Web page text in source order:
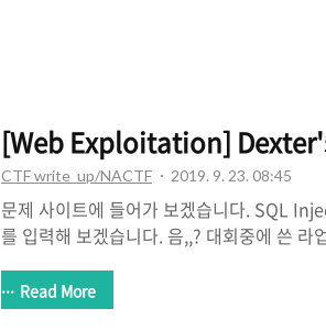
[Web Exploitation]
CTF write_up/NACTF 2019. 9. 23. 08:45
문제 사이트에 들어가 보겠습니다. SQL
를 입력해 보겠습니다. 음,,? 대회중에 쓴
Read More